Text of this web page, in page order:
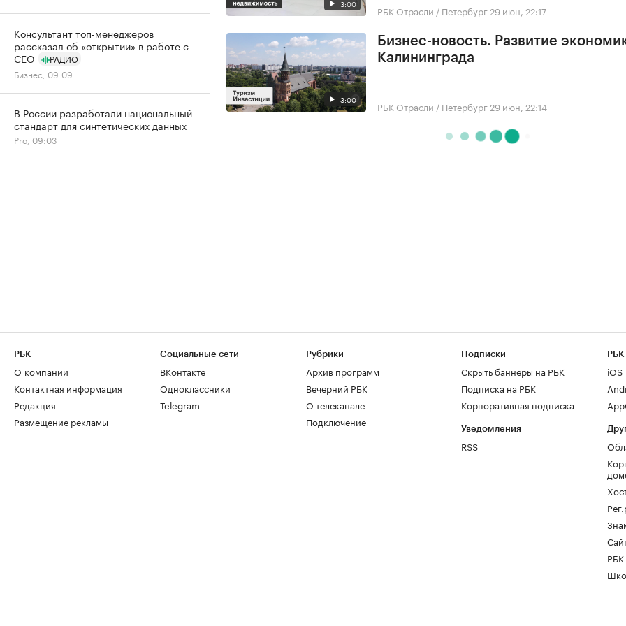
3:00 РБК Отрасли / Петербург 29 июн, 22:17
3:00
Бизнес-новость. Развитие
Калининграда
РБК Отрасли / Петербург 29 июн, 22:14
Консультант топ-менеджеров
рассказал об «открытии» в работе с
CEO
РАДИО
Бизнес, 09:09
В России разработали национальный
стандарт для синтетических данных
Pro, 09:03
РБК
О компании
Контактная информация
Редакция
Размещение рекламы
Социальные сети
ВКонтакте
Одноклассники
Telegram
Рубрики
Архив программ
Вечерний РБК
О телеканале
Подключение
Подписки
Скрыть баннеры на РБК
Подписка на РБК
Корпоративная подписка
Уведомления
RSS
РБК
iOS